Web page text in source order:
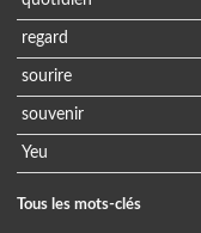
regard
sourire
souvenir
Yeu
Tous les mots-clés